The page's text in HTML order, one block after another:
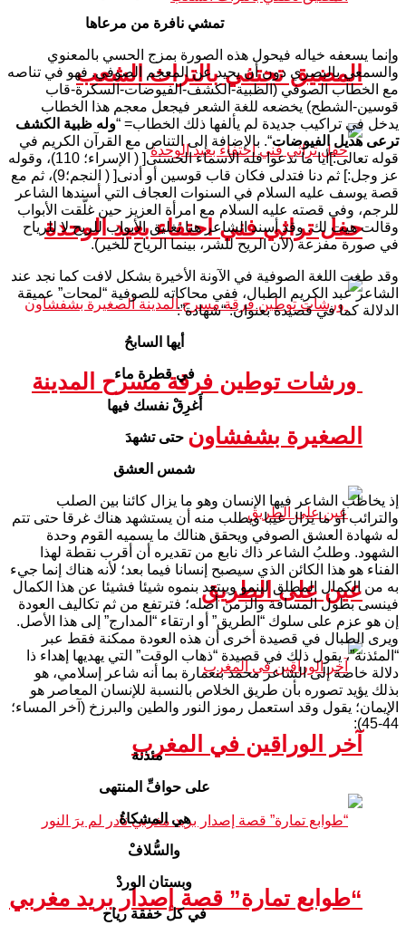
المضيق تحتفي بالتراث الشعب
حفل تراثي فني احتفاء بعيد الوحدة
ورشات توطين فرقة مسرح المدينة
الصغيرة بشفشاون
عين على الطريق
آخر الوراقين في المغرب
“طوابع تمارة” قصة إصدار بريد مغربي
تمشي نافرة من مرعاها
وإنما يسعفه خياله فيحول هذه الصورة بمزج الحسي بالمعنوي
والسمعي بالبصري دون أن يحيد عن المعجم الصوفي. فهو في تناصه
مع الخطاب الصوفي (الظبية-الكشف-الفيوضات-السكرة-قاب
قوسين-الشطح) يخضعه للغة الشعر فيجعل معجم هذا الخطاب
يدخل في تراكيب جديدة لم يألفها ذلك الخطاب= “وله ظبية الكشف
ترعى هديل الفيوضات“. بالإضافة إلى التناص مع القرآن الكريم في
قوله تعالى:]أيا ما تدعوا فله الأسماء الحسنى[ ( الإسراء؛ 110)، وقوله
عز وجل:] ثم دنا فتدلى فكان قاب قوسين أو أدنى[ ( النجم؛9)، ثم مع
قصة يوسف عليه السلام في السنوات العجاف التي أسندها الشاعر
للرجم، وفي قصته عليه السلام مع امرأة العزيز حين غلَّقت الأبواب
وقالت هيت لك. وقد أسند الشاعر هنا تغليق الأبواب للريح لا للرياح
في صورة مفزعة (لأن الريح للشر، بينما الرياح للخير).
وقد طغت اللغة الصوفية في الآونة الأخيرة بشكل لافت كما نجد عند
الشاعر عبد الكريم الطبال، ففي محاكاته للصوفية “لمحات” عميقة
الدلالة كما في قصيدة بعنوان: “شهادة”:
أيها السابحُ
في قطرة ماء
أَغرِقْ نفسك فيها
حتى تشهدَ
شمس العشق
إذ يخاطب الشاعر فيها الإنسان وهو ما يزال كائنا بين الصلب
والترائب أو ما يزال غيبا ويطلب منه أن يستشهد هناك غرقا حتى تتم
له شهادة العشق الصوفي ويحقق هنالك ما يسميه القوم وحدة
الشهود. وطلبُ الشاعر ذاك نابع من تقديره أن أقرب نقطة لهذا
الفناء هو هذا الكائن الذي سيصبح إنسانا فيما بعد؛ لأنه هناك إنما جيء
به من الكمال المطلق لينمو ويبتعد بنموه شيئا فشيئا عن هذا الكمال
فينسى بطول المسافة والزمن أصله؛ فترتفع من ثم تكاليف العودة
إن هو عزم على سلوك “الطريق” أو ارتقاء “المدارج” إلى هذا الأصل.
ويرى الطبال في قصيدة أخرى أن هذه العودة ممكنة فقط عبر
“المئذنة”، يقول ذلك في قصيدة “ذهاب الوقت” التي يهديها إهداء ذا
دلالة خاصة إلى الشاعر محمد بنعمارة بما أنه شاعر إسلامي، هو
بذلك يؤيد تصوره بأن طريق الخلاص بالنسبة للإنسان المعاصر هو
الإيمان؛ يقول وقد استعمل رموز النور والطين والبرزخ (آخر المساء؛
44-45):
مئذنة
على حوافِّ المنتهى
هي المشكاةُ
والسُّلافْ
وبستان الوردْ
في كل خفقة رياح